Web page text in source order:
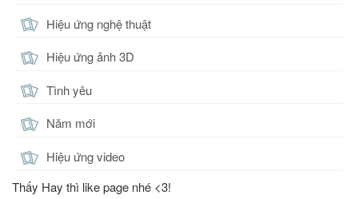
Hiệu ứng nghệ thuật
Hiệu ứng ảnh 3D
Tình yêu
Năm mới
Hiệu ứng video
Thấy Hay thì like page nhé <3!